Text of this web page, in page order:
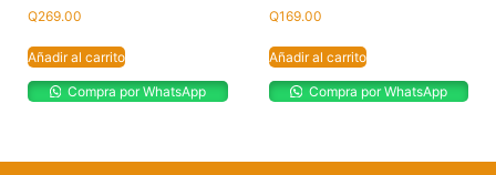
Q269.00
Añadir al carrito
Compra por WhatsApp
Q169.00
Añadir al carrito
Compra por WhatsApp